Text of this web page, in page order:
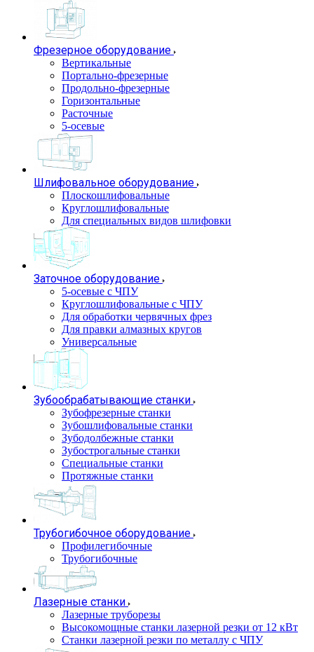
Фрезерное оборудование
Вертикальные
Портально-фрезерные
Продольно-фрезерные
Горизонтальные
Расточные
5-осевые
Шлифовальное оборудование
Плоскошлифовальные
Круглошлифовальные
Для специальных видов шлифовки
Заточное оборудование
5-осевые с ЧПУ
Круглошлифовальные с ЧПУ
Для обработки червячных фрез
Для правки алмазных кругов
Универсальные
Зубообрабатывающие станки
Зубофрезерные станки
Зубошлифовальные станки
Зубодолбежные станки
Зубострогальные станки
Специальные станки
Протяжные станки
Трубогибочное оборудование
Профилегибочные
Трубогибочные
Лазерные станки
Лазерные труборезы
Высокомощные станки лазерной резки от 12 кВт
Станки лазерной резки по металлу с ЧПУ